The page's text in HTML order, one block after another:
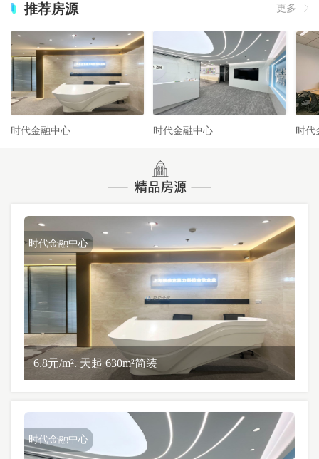
推荐房源 更多
时代金融中心 时代金融中心 时代
时代金融中心
6.8元/m². 天起 630m²简装
时代金融中心